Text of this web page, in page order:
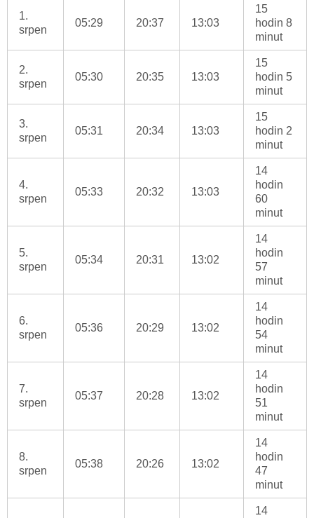
1.
srpen
05:29 20:37 13:03
15
hodin 8
minut
2.
srpen
05:30 20:35 13:03
15
hodin 5
minut
3.
srpen
05:31 20:34 13:03
15
hodin 2
minut
4.
srpen
05:33 20:32 13:03
14
hodin
60
minut
5.
srpen
05:34 20:31 13:02
14
hodin
57
minut
6.
srpen
05:36 20:29 13:02
14
hodin
54
minut
7.
srpen
05:37 20:28 13:02
14
hodin
51
minut
8.
srpen
05:38 20:26 13:02
14
hodin
47
minut
14